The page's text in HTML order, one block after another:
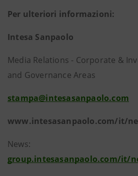
Per ulteriori informazioni:
Intesa Sanpaolo
Media Relations - Corporate &
and Governance Areas
stampa@intesasanpaolo.com
www.intesasanpaolo.com/it/
News:
group.intesasanpaolo.com/it/